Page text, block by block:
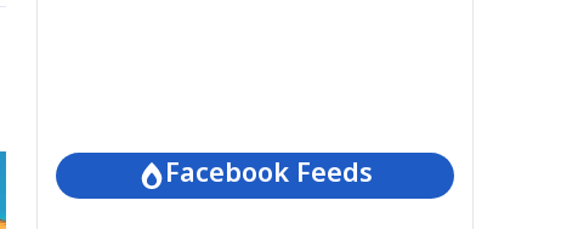
Facebook Feeds